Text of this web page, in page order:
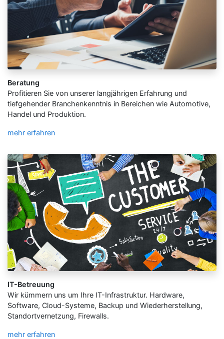
Beratung
Profitieren Sie von unserer langjährigen Erfahrung und
tiefgehender Branchenkenntnis in Bereichen wie Automotive,
Handel und Produktion.
mehr erfahren
IT-Betreuung
Wir kümmern uns um Ihre IT-Infrastruktur. Hardware,
Software, Cloud-Systeme, Backup und Wiederherstellung,
Standortvernetzung, Firewalls.
mehr erfahren